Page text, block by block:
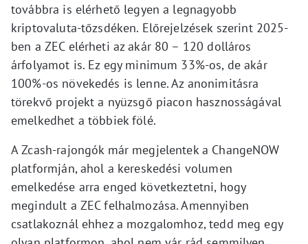
továbbra is elérhető legyen a legnagyobb
kriptovaluta-tőzsdéken. Előrejelzések szerint 2025-
ben a ZEC elérheti az akár 80 – 120 dolláros
árfolyamot is. Ez egy minimum 33%-os, de akár
100%-os növekedés is lenne. Az anonimitásra
törekvő projekt a nyüzsgő piacon hasznosságával
emelkedhet a többiek fölé.
A Zcash-rajongók már megjelentek a ChangeNOW
platformján, ahol a kereskedési volumen
emelkedése arra enged következtetni, hogy
megindult a ZEC felhalmozása. Amennyiben
csatlakoznál ehhez a mozgalomhoz, tedd meg egy